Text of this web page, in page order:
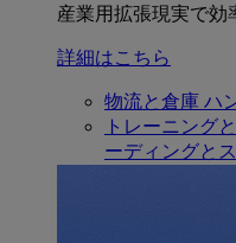
産業用拡張現実で効
詳細はこちら
物流と倉庫 ハ
トレーニング
ーディングと